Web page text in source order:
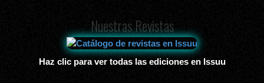
Nuestras Revistas
Haz clic para ver todas las ediciones en Issuu